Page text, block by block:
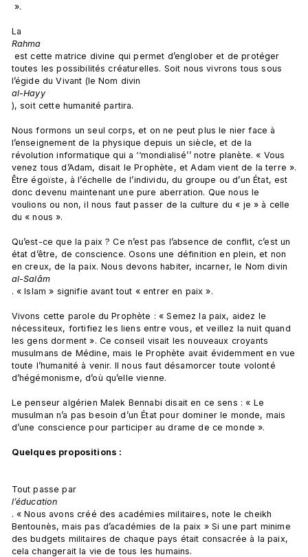
».
La
Rahma
est cette matrice divine qui permet d’englober et de protéger
toutes les possibilités créaturelles. Soit nous vivrons tous sous
l’égide du Vivant (le Nom divin
al-Hayy
), soit cette humanité partira.
Nous formons un seul corps, et on ne peut plus le nier face à
l’enseignement de la physique depuis un siècle, et de la
révolution informatique qui a ‘‘mondialisé’’ notre planète. « Vous
venez tous d’Adam, disait le Prophète, et Adam vient de la terre ».
Être égoïste, à l’échelle de l’individu, du groupe ou d’un État, est
donc devenu maintenant une pure aberration. Que nous le
voulions ou non, il nous faut passer de la culture du « je » à celle
du « nous ».
Qu’est-ce que la paix ? Ce n’est pas l’absence de conflit, c’est un
état d’être, de conscience. Osons une définition en plein, et non
en creux, de la paix. Nous devons habiter, incarner, le Nom divin
al-Salâm
. « Islam » signifie avant tout « entrer en paix ».
Vivons cette parole du Prophète : « Semez la paix, aidez le
nécessiteux, fortifiez les liens entre vous, et veillez la nuit quand
les gens dorment ». Ce conseil visait les nouveaux croyants
musulmans de Médine, mais le Prophète avait évidemment en vue
toute l’humanité à venir. Il nous faut désamorcer toute volonté
d’hégémonisme, d’où qu’elle vienne.
Le penseur algérien Malek Bennabi disait en ce sens : « Le
musulman n’a pas besoin d’un État pour dominer le monde, mais
d’une conscience pour participer au drame de ce monde ».
Quelques propositions :
Tout passe par
l’éducation
. « Nous avons créé des académies militaires, note le cheikh
Bentounès, mais pas d’académies de la paix » Si une part minime
des budgets militaires de chaque pays était consacrée à la paix,
cela changerait la vie de tous les humains.